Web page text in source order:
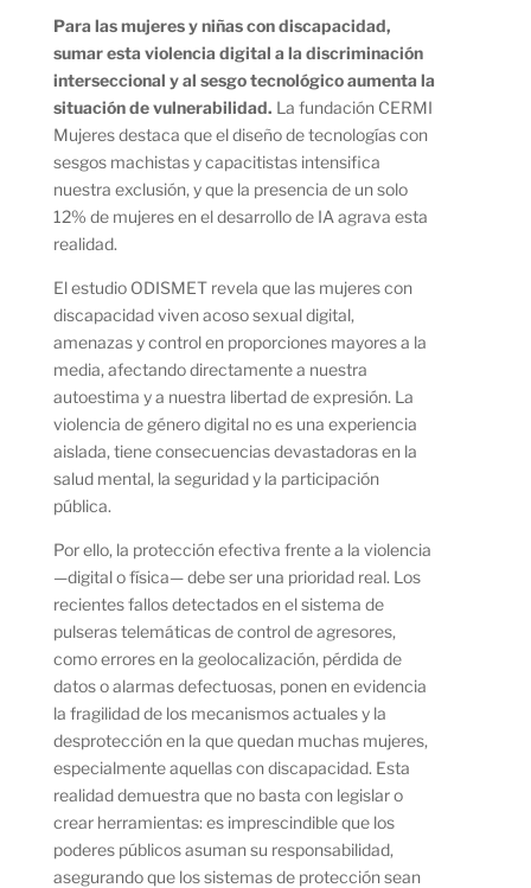
Para las mujeres y niñas con discapacidad,
sumar esta violencia digital a la discriminación
interseccional y al sesgo tecnológico aumenta la
situación de vulnerabilidad. La fundación CERMI
Mujeres destaca que el diseño de tecnologías con
sesgos machistas y capacitistas intensifica
nuestra exclusión, yque la presencia de un solo
12% de mujeres en el desarrollo de IA agrava esta
realidad.
El estudio ODISMET revela que las mujeres con
discapacidad viven acoso sexual digital,
amenazas y control en proporciones mayores a la
media, afectando directamente a nuestra
autoestima y a nuestra libertad de expresión. La
violencia de género digital no es una experiencia
aislada, tiene consecuencias devastadoras en la
salud mental, la seguridad y la participación
pública.
Por ello, la protección efectiva frente a la violencia
—digital o física— debe ser una prioridad real. Los
recientes fallos detectados en el sistema de
pulseras telemáticas de control de agresores,
como errores en la geolocalización, pérdida de
datos o alarmas defectuosas, ponen en evidencia
la fragilidad de los mecanismos actuales y la
desprotección en la que quedan muchas mujeres,
especialmente aquellas con discapacidad. Esta
realidad demuestra que no basta con legislar o
crear herramientas: es imprescindible que los
poderes públicos asuman su responsabilidad,
asegurando que los sistemas de protección sean